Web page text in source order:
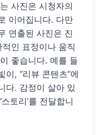
사진은 시청자의
이어집니다. 다만
연출된 사진은 진
인 표정이나 움직
좋습니다. 예를 들
이, “리뷰 콘텐츠”에
다. 감정이 살아 있
토리’를 전달합니